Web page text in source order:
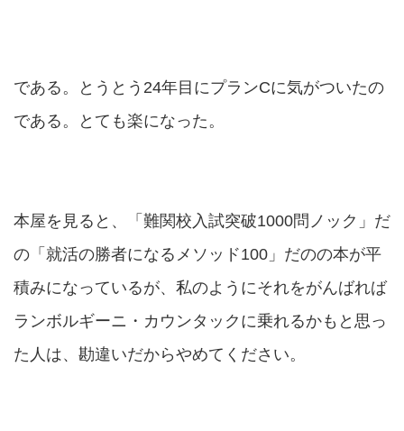
である。とうとう24年目にプランCに気がついたの
である。とても楽になった。
本屋を見ると、「難関校入試突破1000問ノック」だ
の「就活の勝者になるメソッド100」だのの本が平
積みになっているが、私のようにそれをがんばれば
ランボルギーニ・カウンタックに乗れるかもと思っ
た人は、勘違いだからやめてください。